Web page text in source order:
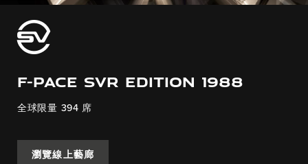
F-PACE SVR EDITION 1988
全球限量 394 席
瀏覽線上藝廊